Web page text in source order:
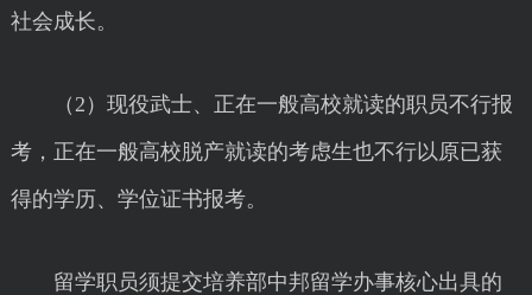
社会成长。
（2）现役武士、正在一般高校就读的职员不行报
考，正在一般高校脱产就读的考虑生也不行以原已获
得的学历、学位证书报考。
留学职员须提交培养部中邦留学办事核心出具的